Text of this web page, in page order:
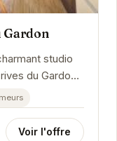
Gardon
studio
du Gardon.
de...
Voir l'offre